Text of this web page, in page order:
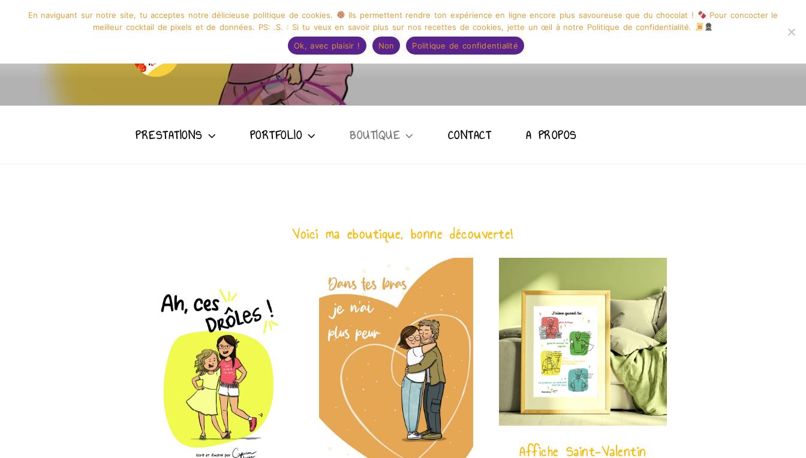
GRAPHISME ILLUSTRATION CAPUCINE DESSINE
PRESTATIONS PORTFOLIO BOUTIQUE CONTACT A PROPOS
Voici ma eboutique, bonne découverte!
Affiche Saint-Valentin
En naviguant sur notre site, tu acceptes notre délicieuse politique de cookies. Ils permettent rendre ton expérience en ligne encore plus savoureuse que du chocolat !
Pour concocter le
meilleur cocktail de pixels et de données. PS: .S. : Si tu veux en savoir plus sur nos recettes de cookies, jette un œil à notre Politique de confidentialité.
Ok, avec plaisir !
Non Politique de confidentialité